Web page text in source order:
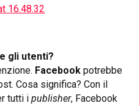
gli utenti?
Facebook potrebbe
Cosa significa? Con il
tutti ipublisher, Facebook